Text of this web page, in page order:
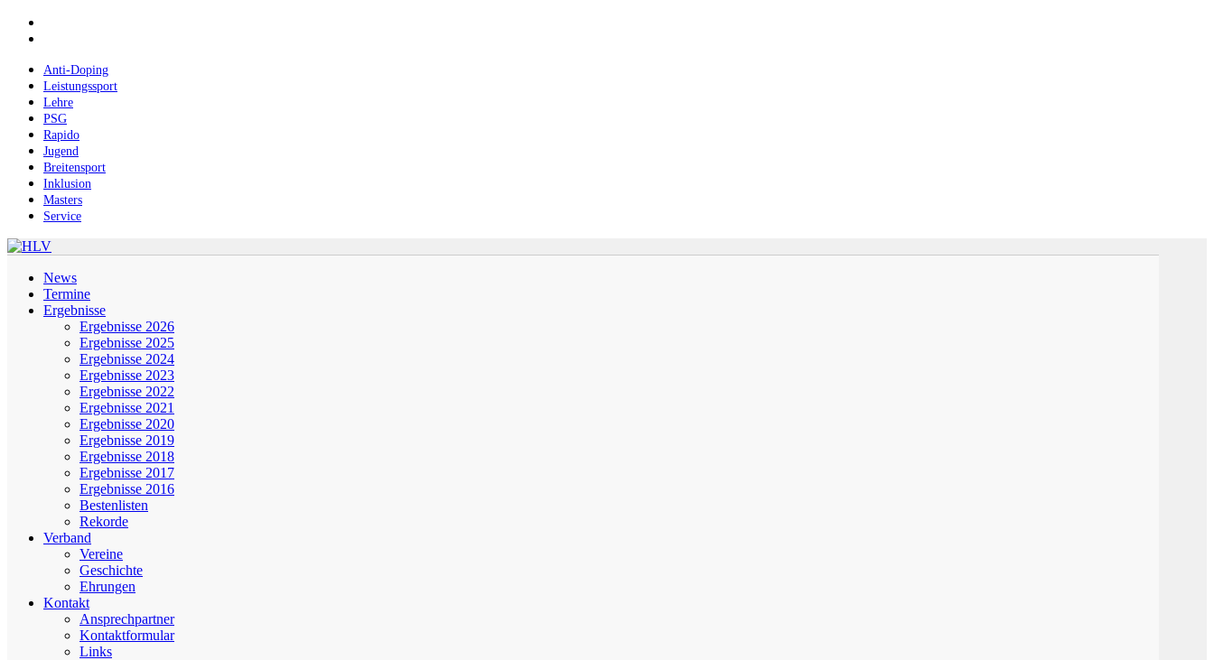
Skip
contentAnti-Doping
Leistungssport
Lehre
PSG
Rapido
Jugend
Breitensport
Inklusion
Masters
Service
News
Termine
Ergebnisse
Ergebnisse 2026
Ergebnisse 2025
Ergebnisse 2024
Ergebnisse 2023
Ergebnisse 2022
Ergebnisse 2021
Ergebnisse 2020
Ergebnisse 2019
Ergebnisse 2018
Ergebnisse 2017
Ergebnisse 2016
Bestenlisten
Rekorde
Verband
Vereine
Geschichte
Ehrungen
Kontakt
Ansprechpartner
Kontaktformular
Links